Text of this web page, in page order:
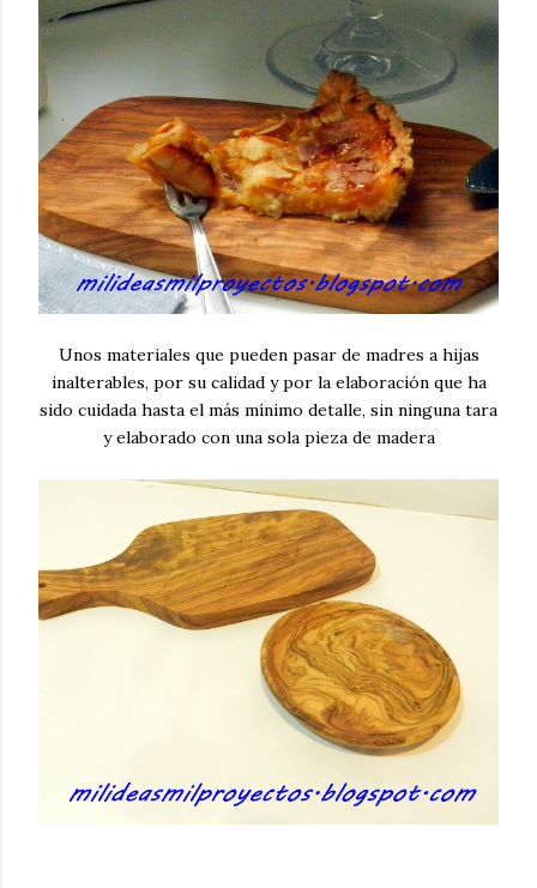
Unos materiales que pueden pasar de madres a hijas
inalterables, por su calidad y por la elaboración que ha
sido cuidada hasta el más mínimo detalle, sin ninguna tara
y elaborado con una sola pieza de madera